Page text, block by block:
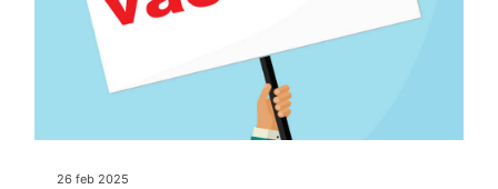
26 feb 2025